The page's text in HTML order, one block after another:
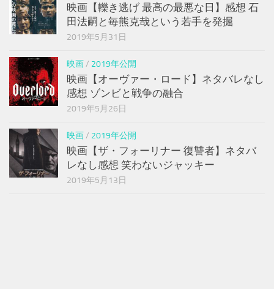
映画【轢き逃げ 最高の最悪な日】感想 石
田法嗣と毎熊克哉という若手を発掘
2019年5月31日
映画/ 2019年公開
映画【オーヴァー・ロード】ネタバレなし
感想 ゾンビと戦争の融合
2019年5月26日
映画/ 2019年公開
映画【ザ・フォーリナー 復讐者】ネタバ
レなし感想 笑わないジャッキー
2019年5月13日